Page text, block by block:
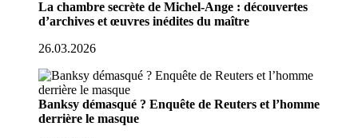
La chambre secrète de Michel-Ange : découvertes
d’archives et œuvres inédites du maître
26.03.2026
Banksy démasqué ? Enquête de Reuters et l’homme
derrière le masque